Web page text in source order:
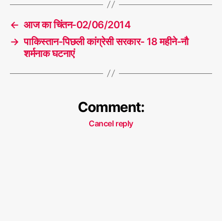
T
g
,
क्त
,
रं
जि
← आज का चिंतन-02/06/2014
→ पाकिस्तान-पिछली कांग्रेसी सरकार- 18 महीने-नौ
शर्मनाक घटनाएं
Comment:
Cancel reply